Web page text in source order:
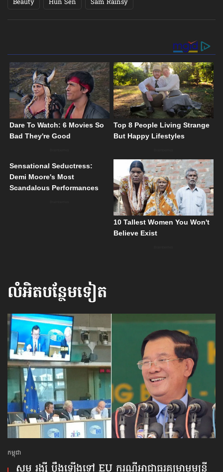
Beauty Hun Sen Sam Rainsy
លំអិតបន្ថែមទៀត
កម្ពុជា
សម រង្ស៊ី ប្ដឹងឡើងទៅ EU ករណីអាជ្ញាធរគម្រាមមន្ត្រី